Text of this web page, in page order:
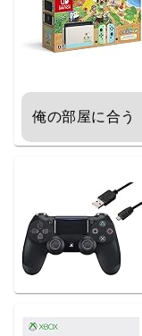
俺の部屋に合う